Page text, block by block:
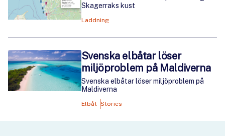
Skagerraks kust
Laddning
Svenska elbåtar löser
miljöproblem på Maldiverna
Svenska elbåtar löser miljöproblem på
Maldiverna
Elbåt Stories